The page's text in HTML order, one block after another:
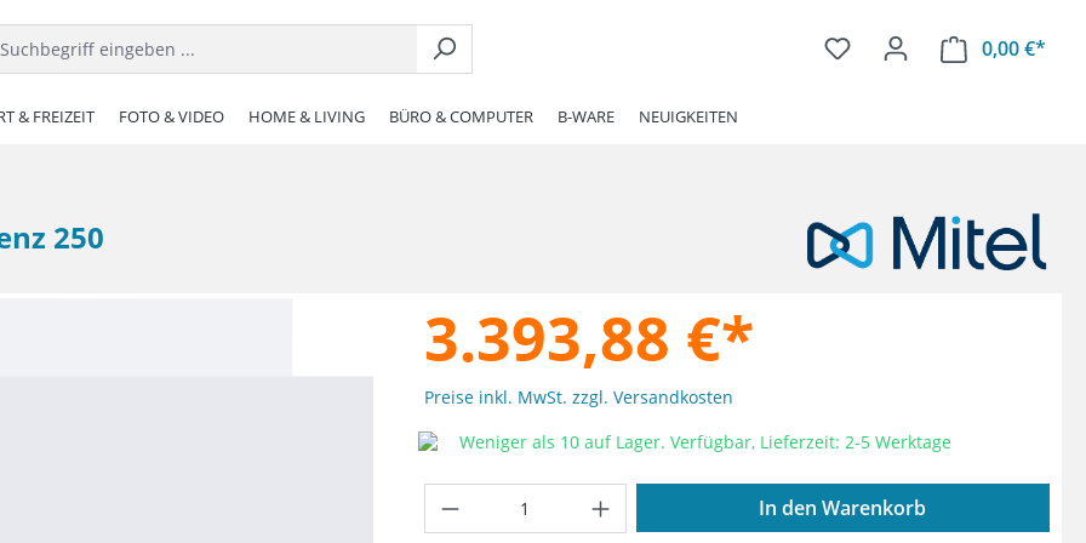
0,00 €*
& FREIZEIT FOTO & VIDEO HOME & LIVING BÜRO & COMPUTER B-WARE NEUIGKEITEN
250
3.393,88 €*
Preise inkl. MwSt. zzgl. Versandkosten
Weniger als 10 auf Lager. Verfügbar, Lieferzeit: 2-5 Werktage
Produkt Anzahl: Gib den gewünschten Wert
In den Warenkorb